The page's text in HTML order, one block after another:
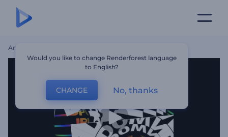
Ana Sayfa
Would you like to change Renderforest language
to English?
CHANGE No, thanks